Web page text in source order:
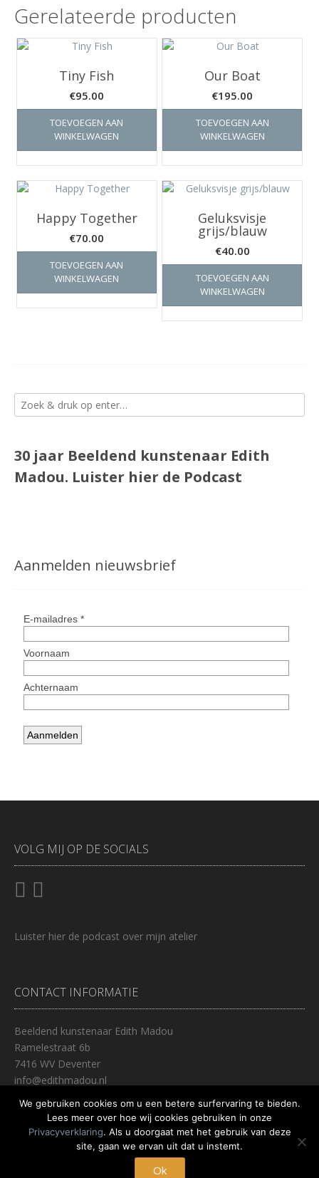
Gerelateerde producten
Tiny Fish
€95.00
TOEVOEGEN AAN
WINKELWAGEN
Our Boat
€195.00
TOEVOEGEN AAN
WINKELWAGEN
Happy Together
€70.00
TOEVOEGEN AAN
WINKELWAGEN
Geluksvisje
grijs/blauw
€40.00
TOEVOEGEN AAN
WINKELWAGEN
30 jaar Beeldend kunstenaar Edith
Madou. Luister hier de Podcast
Aanmelden nieuwsbrief
VOLG MIJ OP DE SOCIALS
Luister hier de podcast over mijn atelier
CONTACT INFORMATIE
Beeldend kunstenaar Edith Madou
Ramelestraat 6b
7416 WV Deventer
info@edithmadou.nl
0653447237
We gebruiken cookies om u een betere surfervaring te bieden.
Lees meer over hoe wij cookies gebruiken in onze
Privacyverklaring. Als u doorgaat met het gebruik van deze
site, gaan we ervan uit dat u instemt.
Ok